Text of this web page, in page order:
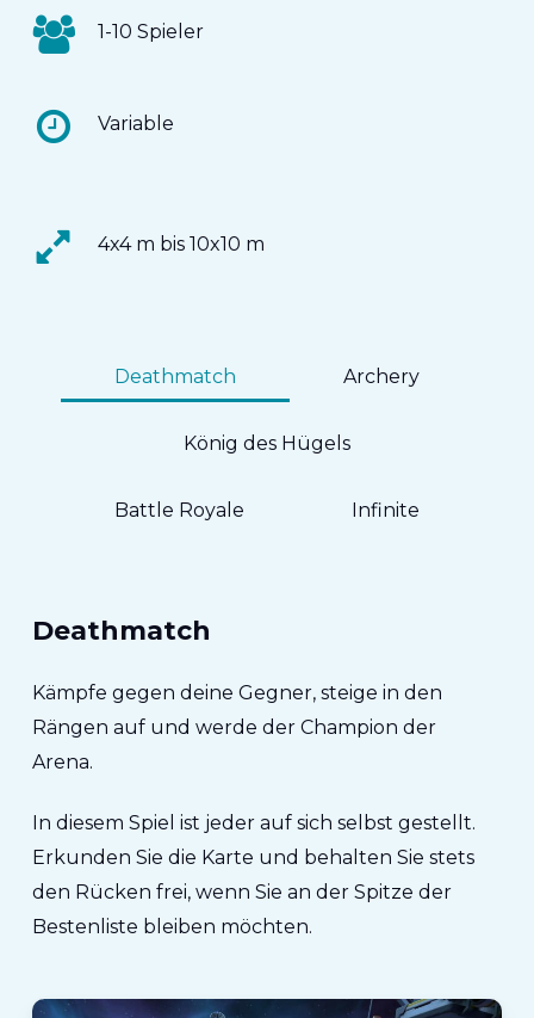
1-10 Spieler
Variable
4x4 m bis 10x10 m
Deathmatch Archery
König des Hügels
Battle Royale Infinite
Deathmatch
Kämpfe gegen deine Gegner, steige in den
Rängen auf und werde der Champion der
Arena.
In diesem Spiel ist jeder auf sich selbst gestellt.
Erkunden Sie die Karte und behalten Sie stets
den Rücken frei, wenn Sie an der Spitze der
Bestenliste bleiben möchten.